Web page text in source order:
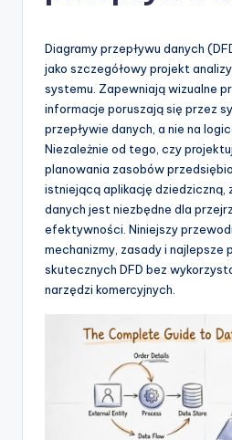
A
si
Diagramy przepływu danych
jako szczegółowy projekt
systemu. Zapewniają wizualne
informacje poruszają się przez
przepływie danych, a nie na
Niezależnie od tego, czy
planowania zasobów
istniejącą aplikację dziedziczną,
danych jest niezbędne dla
efektywności. Niniejszy
mechanizmy, zasady i najlepsze
skutecznych DFD bez
narzędzi komercyjnych.